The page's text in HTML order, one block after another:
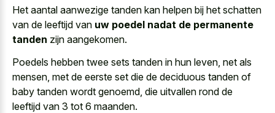
Het aantal aanwezige tanden kan helpen bij het schatten
van de leeftijd van uw poedel nadat de permanente
tanden zijn aangekomen.
Poedels hebben twee sets tanden in hun leven, net als
mensen, met de eerste set die de deciduous tanden of
baby tanden wordt genoemd , die uitvallen rond de
leeftijd van 3 tot 6 maanden.